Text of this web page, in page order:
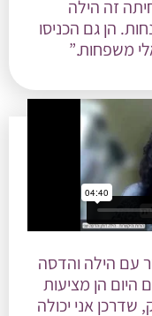
זה הילה
הן גם הכניסו
משפחות.”
הילה והדסה
היום הן מציעות
שדרכן אני יכולה